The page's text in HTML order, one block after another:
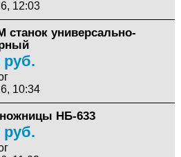
12:03
станок универсально-
руб.
10:34
НБ-633
руб.